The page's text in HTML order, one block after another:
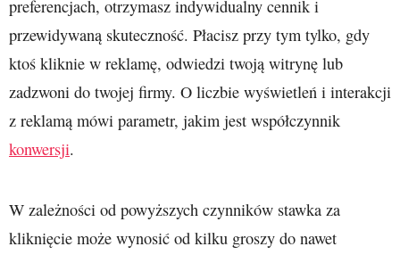
preferencjach, otrzymasz indywidualny cennik i
przewidywaną skuteczność. Płacisz przy tym tylko, gdy
ktoś kliknie w reklamę, odwiedzi twoją witrynę lub
zadzwoni do twojej firmy. O liczbie wyświetleń i interakcji
z reklamą mówi parametr, jakim jest współczynnik
konwersji.
W zależności od powyższych czynników stawka za
kliknięcie może wynosić od kilku groszy do nawet